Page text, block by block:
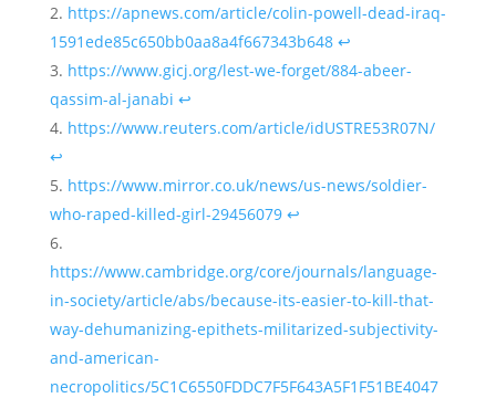
https://apnews.com/article/colin-powell-dead-iraq-
1591ede85c650bb0aa8a4f667343b648 ↩︎
https://www.gicj.org/lest-we-forget/884-abeer-
qassim-al-janabi ↩︎
https://www.reuters.com/article/idUSTRE53R07N/
↩︎
https://www.mirror.co.uk/news/us-news/soldier-
who-raped-killed-girl-29456079 ↩︎
https://www.cambridge.org/core/journals/language-
in-society/article/abs/because-its-easier-to-kill-that-
way-dehumanizing-epithets-militarized-subjectivity-
and-american-
necropolitics/5C1C6550FDDC7F5F643A5F1F51BE4047